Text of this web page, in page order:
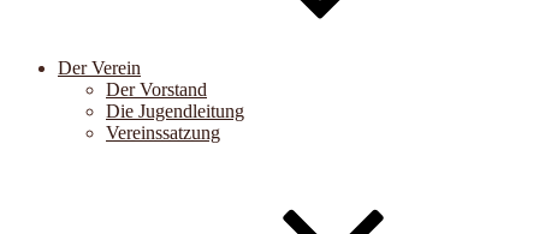
Der Verein
Der Vorstand
Die Jugendleitung
Vereinssatzung